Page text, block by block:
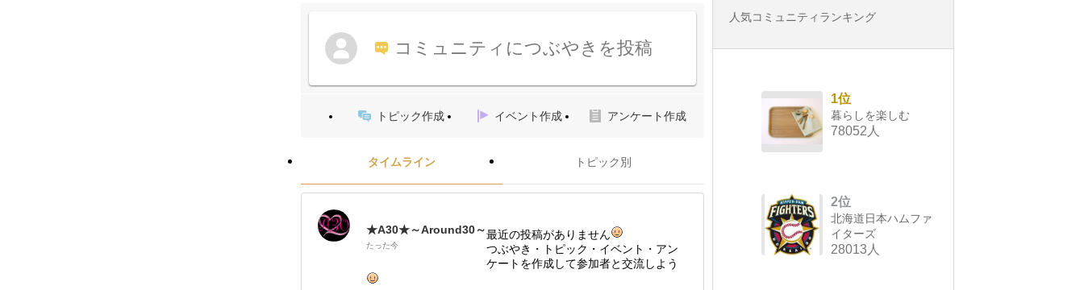
コミュニティにつぶやきを投稿
トピック作成 イベント作成 アンケート作成
タイムライン トピック別
★A30★～Around30～
たった今
最近の投稿がありません
つぶやき・トピック・イベント・アン
ケートを作成して参加者と交流しよう
人気コミュニティランキング
1位
暮らしを楽しむ
78052人
2位
北海道日本ハムファ
イターズ
28013人